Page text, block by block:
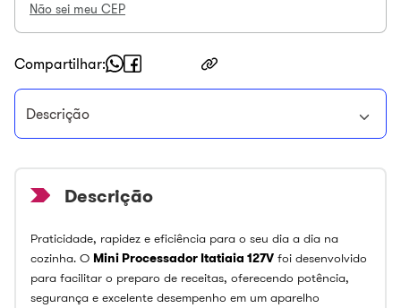
Não sei meu CEP
Compartilhar
Descrição
Praticidade, rapidez e eficiência para o seu dia a dia na
cozinha. O Mini Processador Itatiaia 127V foi desenvolvido
para facilitar o preparo de receitas, oferecendo potência,
segurança e excelente desempenho em um aparelho